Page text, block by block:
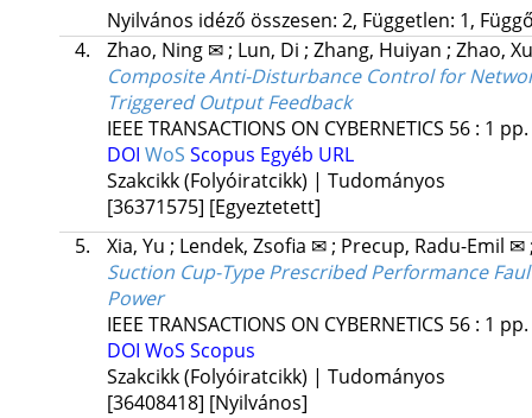
Nyilvános idéző összesen: 2, Független: 1,
4.
Zhao, Ning ✉; Lun, Di ; Zhang, Huiyan ; Zhao,
Composite Anti-Disturbance Control for
Triggered Output Feedback
IEEE TRANSACTIONS ON CYBERNETICS 56: 1
DOI WoS Scopus Egyéb URL
Szakcikk (Folyóiratcikk) | Tudományos
[36371575] [Egyeztetett]
5.
Xia, Yu ; Lendek, Zsofia ✉; Precup, Radu-Emil ✉
Suction Cup-Type Prescribed Performance
Power
IEEE TRANSACTIONS ON CYBERNETICS 56: 1
DOI WoS Scopus
Szakcikk (Folyóiratcikk) | Tudományos
[36408418] [Nyilvános]